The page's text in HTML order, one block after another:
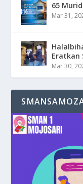
65
Mar 31,
Eratkan
Mar 30,